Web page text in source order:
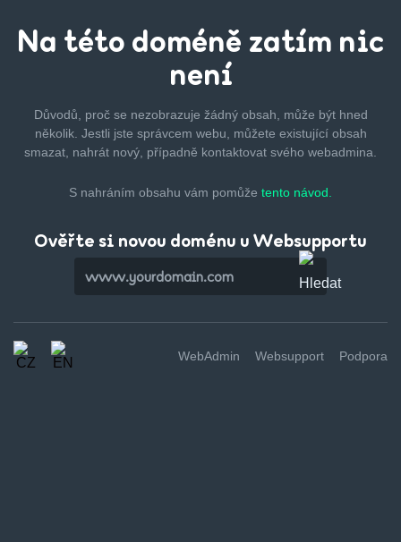
Na této doméně zatím nic
není
Důvodů, proč se nezobrazuje žádný obsah, může být hned
několik. Jestli jste správcem webu, můžete existující obsah
smazat, nahrát nový, případně kontaktovat svého webadmina.
S nahráním obsahu vám pomůže tento návod.
Ověřte si novou doménu u Websupportu
WebAdmin Websupport Podpora